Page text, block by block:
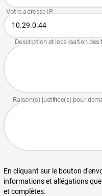
En cliquant sur le bouton
informations et allégations
et complètes.